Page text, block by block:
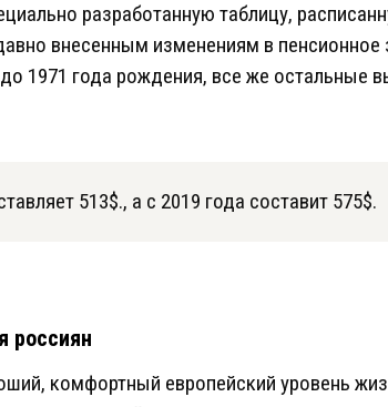
разработанную таблицу,
внесенным изменениям в пенсионное
1971 года рождения, все же остальные
513$., а с 2019 года составит 575$.
россиян
комфортный европейский уровень